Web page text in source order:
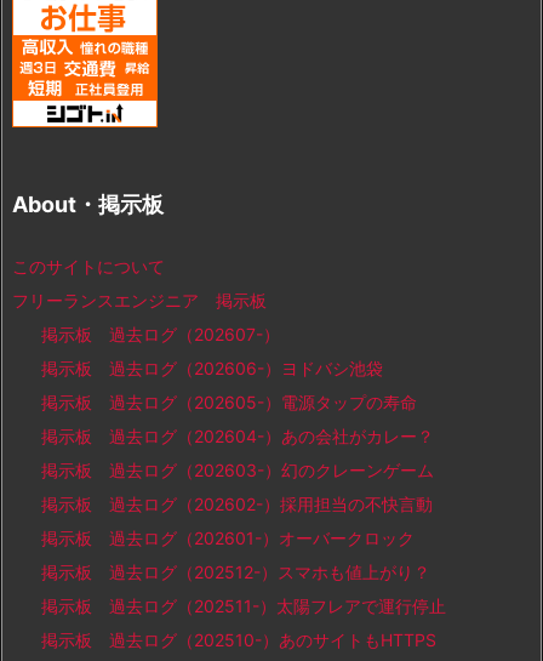
About・掲示板
このサイトについて
フリーランスエンジニア 掲示板
掲示板 過去ログ（202607-）
掲示板 過去ログ（202606-）ヨドバシ池袋
掲示板 過去ログ（202605-）電源タップの寿命
掲示板 過去ログ（202604-）あの会社がカレー？
掲示板 過去ログ（202603-）幻のクレーンゲーム
掲示板 過去ログ（202602-）採用担当の不快言動
掲示板 過去ログ（202601-）オーバークロック
掲示板 過去ログ（202512-）スマホも値上がり？
掲示板 過去ログ（202511-）太陽フレアで運行停止
掲示板 過去ログ（202510-）あのサイトもHTTPS